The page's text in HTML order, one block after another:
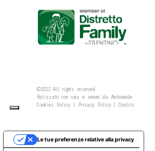
©2022 All rights reserved
Relizzato con cura e amore daArchimede
Cookies Policy
Privacy Policy|Credits
Le tue preferenze relative alla privacy